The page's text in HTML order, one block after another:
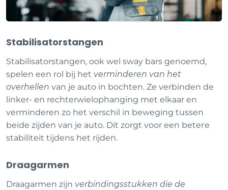
Stabilisatorstangen
Stabilisatorstangen, ook wel sway bars genoemd,
spelen een rol bij het verminderen van het
overhellen van je auto in bochten. Ze verbinden de
linker- en rechterwielophanging met elkaar en
verminderen zo het verschil in beweging tussen
beide zijden van je auto. Dit zorgt voor een betere
stabiliteit tijdens het rijden.
Draagarmen
Draagarmen zijn verbindingsstukken die de